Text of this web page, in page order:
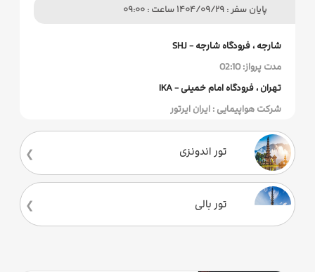
پایان سفر : 1404/09/29 ساعت : 09:00
شارجه ، فرودگاه شارجه - SHJ
مدت پرواز: 02:10
تهران ، فرودگاه امام خمینی - IKA
شرکت هواپیمایی : ایران ایرتور
تور اندونزی
تور بالی